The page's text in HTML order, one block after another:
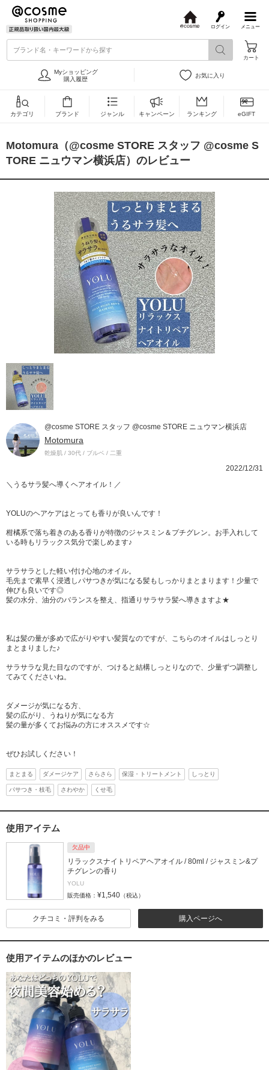
メニュー
ログイン
s
ブランド名・キーワードから探す
カート
Myショッピング
購入履歴
お気に入り
カテゴリ ブランド ジャンル キャンペーン ランキング eGIFT
Motomura（@cosme STORE スタッフ @cosme S
TORE ニュウマン横浜店）のレビュー
@cosme STORE スタッフ @cosme STORE ニュウマン横浜店
Motomura
乾燥肌 / 30代 / ブルベ / 二重
2022/12/31
＼うるサラ髪へ導くヘアオイル！／
YOLUのヘアケアはとっても香りが良いんです！
柑橘系で落ち着きのある香りが特徴のジャスミン＆プチグレン。お手入れして
いる時もリラックス気分で楽しめます♪
サラサラとした軽い付け心地のオイル。
毛先まで素早く浸透しパサつきが気になる髪もしっかりまとまります！少量で
伸びも良いです◎
髪の水分、油分のバランスを整え、指通りサラサラ髪へ導きますよ★
私は髪の量が多めで広がりやすい髪質なのですが、こちらのオイルはしっとり
まとまりました♪
サラサラな見た目なのですが、つけると結構しっとりなので、少量ずつ調整し
てみてくださいね。
ダメージが気になる方、
髪の広がり、うねりが気になる方
髪の量が多くてお悩みの方にオススメです☆
ぜひお試しください！
まとまる ダメージケア さらさら 保湿・トリートメント しっとり
パサつき・枝毛 さわやか くせ毛
使用アイテム
欠品中
リラックスナイトリペアヘアオイル / 80ml / ジャスミン&プ
チグレンの香り
YOLU
販売価格： ¥1,540 （税込）
購入ページへ
クチコミ・評判をみる
使用アイテムのほかのレビュー